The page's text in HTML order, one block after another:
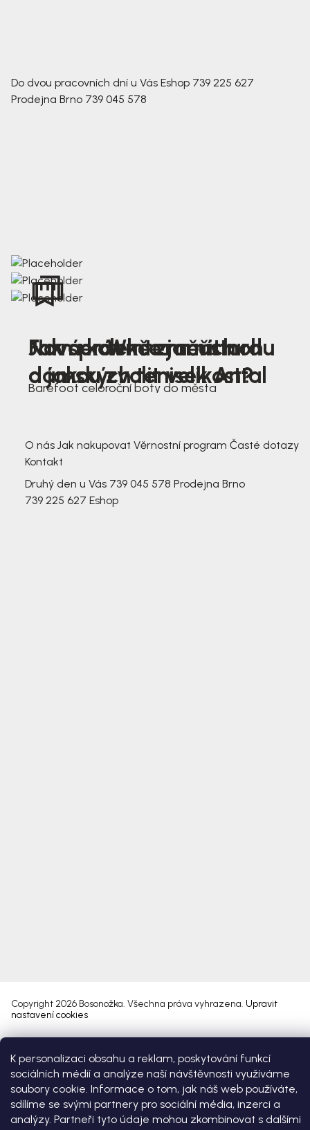
K personalizaci obsahu a reklam, poskytování funkcí
sociálních médií a analýze naší návštěvnosti využíváme
soubory cookie. Informace o tom, jak náš web používáte,
sdílíme se svými partnery pro sociální média, inzerci a
analýzy. Partneři tyto údaje mohou zkombinovat s dalšími
Do dvou pracovních dní u Vás Eshop 739 225 627
Prodejna Brno 739 045 578
Nová kolekce jarních
dámských tenisek Antal
Jak správně změřit nohu
a jakou zvolit velikost?
Farmer Winter mustard
Barefoot celoroční boty do města
O nás Jak nakupovat Věrnostní program Časté dotazy
Kontakt
Druhý den u Vás 739 045 578 Prodejna Brno
739 225 627 Eshop
Copyright 2026 Bosonožka. Všechna práva vyhrazena. Upravit
nastavení cookies